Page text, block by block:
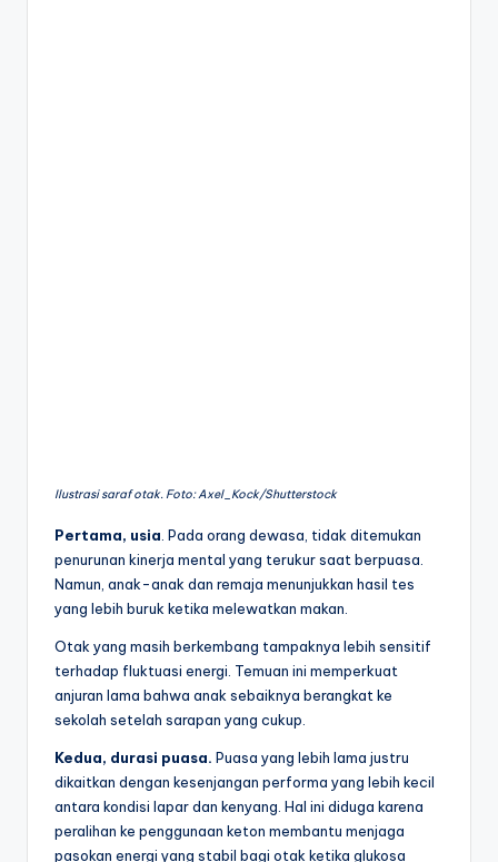
Ilustrasi saraf otak. Foto: Axel_Kock/Shutterstock
Pertama, usia . Pada orang dewasa, tidak ditemukan
penurunan kinerja mental yang terukur saat berpuasa.
Namun, anak-anak dan remaja menunjukkan hasil tes
yang lebih buruk ketika melewatkan makan.
Otak yang masih berkembang tampaknya lebih sensitif
terhadap fluktuasi energi. Temuan ini memperkuat
anjuran lama bahwa anak sebaiknya berangkat ke
sekolah setelah sarapan yang cukup.
Kedua, durasi puasa. Puasa yang lebih lama justru
dikaitkan dengan kesenjangan performa yang lebih kecil
antara kondisi lapar dan kenyang. Hal ini diduga karena
peralihan ke penggunaan keton membantu menjaga
pasokan energi yang stabil bagi otak ketika glukosa